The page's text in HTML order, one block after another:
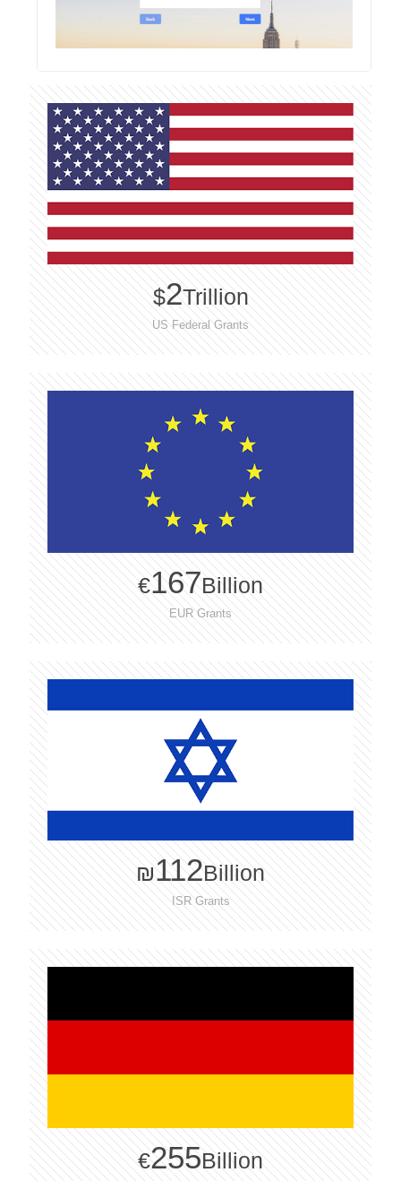
$2Trillion
US Federal Grants
€167Billion
EUR Grants
₪112Billion
ISR Grants
€255Billion